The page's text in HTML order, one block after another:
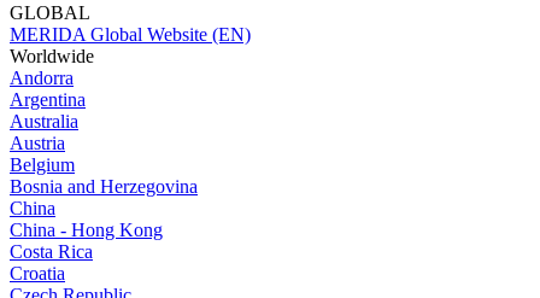
GLOBAL
MERIDA Global Website (EN)
Worldwide
Andorra
Argentina
Australia
Austria
Belgium
Bosnia and Herzegovina
China
China - Hong Kong
Costa Rica
Croatia